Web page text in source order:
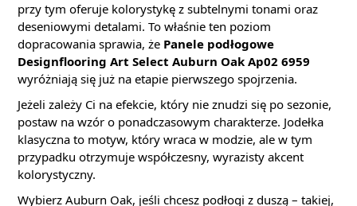
przy tym oferuje kolorystykę z subtelnymi tonami oraz
deseniowymi detalami. To właśnie ten poziom
dopracowania sprawia, że Panele podłogowe
Designflooring Art Select Auburn Oak Ap02 6959
wyróżniają się już na etapie pierwszego spojrzenia.
Jeżeli zależy Ci na efekcie, który nie znudzi się po sezonie,
postaw na wzór o ponadczasowym charakterze. Jodełka
klasyczna to motyw, który wraca w modzie, ale w tym
przypadku otrzymuje współczesny, wyrazisty akcent
kolorystyczny.
Wybierz Auburn Oak, jeśli chcesz podłogi z duszą – takiej,